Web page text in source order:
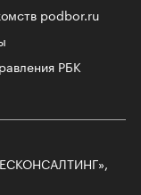
podbor.ru
РБК